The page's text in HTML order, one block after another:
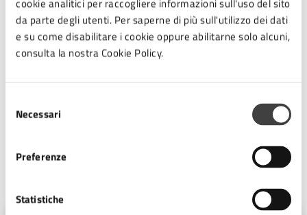
cookie analitici per raccogliere informazioni sull'uso del sito
da parte degli utenti. Per saperne di più sull'utilizzo dei dati
e su come disabilitare i cookie oppure abilitarne solo alcuni,
consulta la nostra Cookie Policy.
delNecessari
Preferenze
Statistiche
Il 2028, del resto, sarà comunque un anno importante
per Cesena: arriveranno a compimento diversi progetti
altri interventi che arricchiranno l’offerta culturale